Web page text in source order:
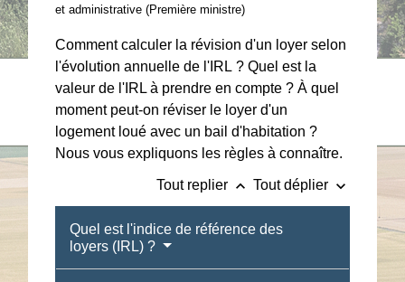
et administrative (Première ministre)
Comment calculer la révision d'un loyer selon
l'évolution annuelle de l'IRL ? Quel est la
valeur de l'IRL à prendre en compte ? À quel
moment peut-on réviser le loyer d'un
logement loué avec un bail d'habitation ?
Nous vous expliquons les règles à connaître.
Tout replier keyboard_arrow_up Tout déplier keyboard_arrow_down
Quel est l'indice de référence des
loyers (IRL) ?